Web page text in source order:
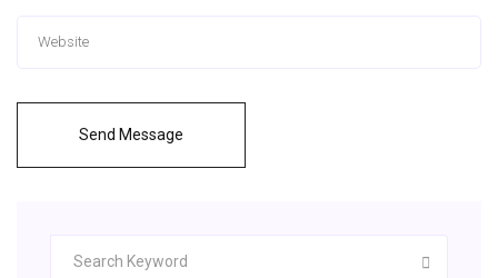
Send Message